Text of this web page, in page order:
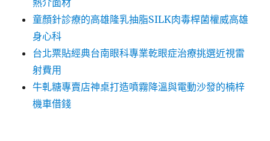
熱介面材
童顏針診療的高雄隆乳抽脂SILK肉毒桿菌權威高雄
身心科
台北票貼經典台南眼科專業乾眼症治療挑選近視雷
射費用
牛軋糖專賣店神桌打造噴霧降溫與電動沙發的楠梓
機車借錢